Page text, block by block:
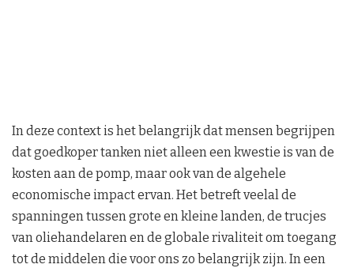
In deze context is het belangrijk dat mensen begrijpen
dat goedkoper tanken niet alleen een kwestie is van de
kosten aan de pomp, maar ook van de algehele
economische impact ervan. Het betreft veelal de
spanningen tussen grote en kleine landen, de trucjes
van oliehandelaren en de globale rivaliteit om toegang
tot de middelen die voor ons zo belangrijk zijn. In een